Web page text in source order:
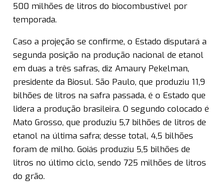
500 milhões de litros do biocombustível por
temporada.
Caso a projeção se confirme, o Estado disputará a
segunda posição na produção nacional de etanol
em duas a três safras, diz Amaury Pekelman,
presidente da Biosul. São Paulo, que produziu 11,9
bilhões de litros na safra passada, é o Estado que
lidera a produção brasileira. O segundo colocado é
Mato Grosso, que produziu 5,7 bilhões de litros de
etanol na última safra; desse total, 4,5 bilhões
foram de milho. Goiás produziu 5,5 bilhões de
litros no último ciclo, sendo 725 milhões de litros
do grão.